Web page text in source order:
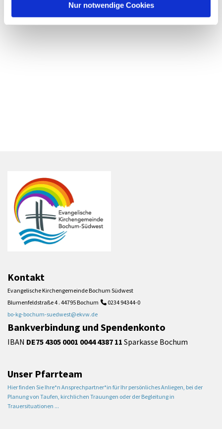
Nur notwendige Cookies
Kontakt
Evangelische Kirchengemeinde Bochum Südwest
Blumenfeldstraße 4 . 44795 Bochum  0234 94344-0
bo-kg-bochum-suedwest@ekvw.de
Bankverbindung und Spendenkonto
IBAN DE75 4305 0001 0044 4387 11 Sparkasse Bochum
Unser Pfarrteam
Hier finden Sie Ihre*n Ansprechpartner*in für Ihr persönliches Anliegen, bei der
Planung von Taufen, kirchlichen Trauungen oder der Begleitung in
Trauersituationen ...